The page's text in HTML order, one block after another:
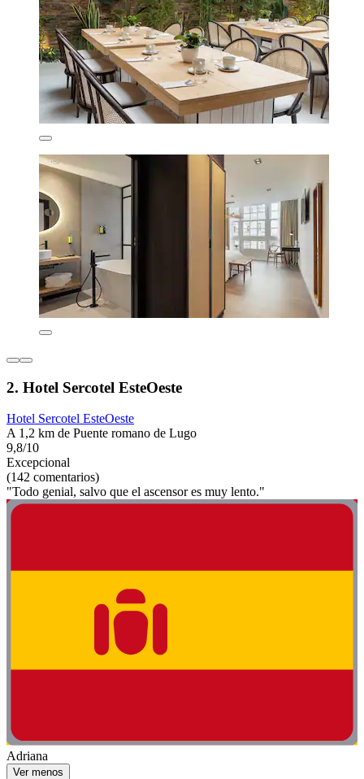
2. Hotel Sercotel EsteOeste
Hotel Sercotel EsteOeste
A 1,2 km de Puente romano de Lugo
9,8/10
Excepcional
(142 comentarios)
"Todo genial, salvo que el ascensor es muy lento."
Adriana
Ver menos